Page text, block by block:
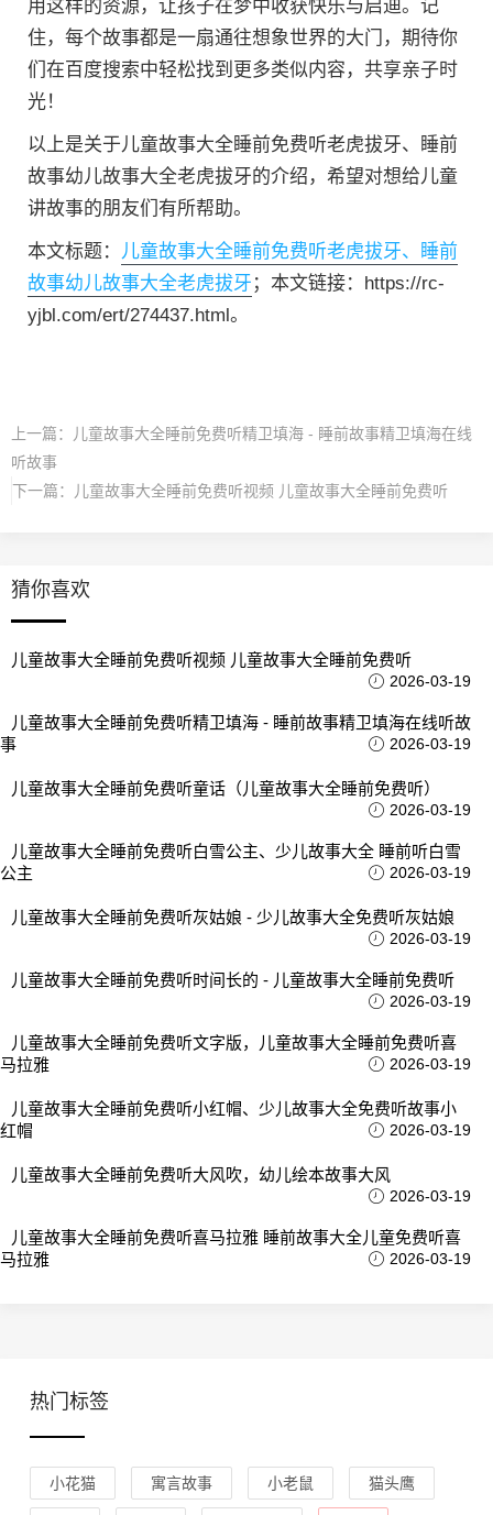
用这样的资源，让孩子在梦中收获快乐与启迪。记
住，每个故事都是一扇通往想象世界的大门，期待你
们在百度搜索中轻松找到更多类似内容，共享亲子时
光！
以上是关于儿童故事大全睡前免费听老虎拔牙、睡前
故事幼儿故事大全老虎拔牙的介绍，希望对想给儿童
讲故事的朋友们有所帮助。
本文标题： 儿童故事大全睡前免费听老虎拔牙、睡前
故事幼儿故事大全老虎拔牙 ；本文链接：https://rc-
yjbl.com/ert/274437.html。
上一篇：
儿童故事大全睡前免费听精卫填海 - 睡前故事精卫填海在线
听故事
下一篇：
儿童故事大全睡前免费听视频 儿童故事大全睡前免费听
猜你喜欢
儿童故事大全睡前免费听视频 儿童故事大全睡前免费听
2026-03-19
儿童故事大全睡前免费听精卫填海 - 睡前故事精卫填海在线听故
事
2026-03-19
儿童故事大全睡前免费听童话（儿童故事大全睡前免费听）
2026-03-19
儿童故事大全睡前免费听白雪公主、少儿故事大全 睡前听白雪
公主
2026-03-19
儿童故事大全睡前免费听灰姑娘 - 少儿故事大全免费听灰姑娘
2026-03-19
儿童故事大全睡前免费听时间长的 - 儿童故事大全睡前免费听
2026-03-19
儿童故事大全睡前免费听文字版，儿童故事大全睡前免费听喜
马拉雅
2026-03-19
儿童故事大全睡前免费听小红帽、少儿故事大全免费听故事小
红帽
2026-03-19
儿童故事大全睡前免费听大风吹，幼儿绘本故事大风
2026-03-19
儿童故事大全睡前免费听喜马拉雅 睡前故事大全儿童免费听喜
马拉雅
2026-03-19
热门标签
小花猫 寓言故事 小老鼠 猫头鹰